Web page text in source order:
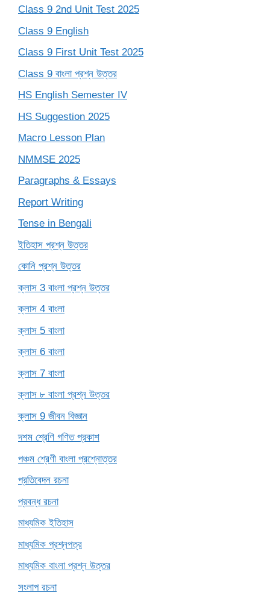
Class 9 2nd Unit Test 2025
Class 9 English
Class 9 First Unit Test 2025
Class 9 বাংলা প্রশ্ন উত্তর
HS English Semester IV
HS Suggestion 2025
Macro Lesson Plan
NMMSE 2025
Paragraphs & Essays
Report Writing
Tense in Bengali
ইতিহাস প্রশ্ন উত্তর
কোনি প্রশ্ন উত্তর
ক্লাস 3 বাংলা প্রশ্ন উত্তর
ক্লাস 4 বাংলা
ক্লাস 5 বাংলা
ক্লাস 6 বাংলা
ক্লাস 7 বাংলা
ক্লাস ৮ বাংলা প্রশ্ন উত্তর
ক্লাস 9 জীবন বিজ্ঞান
দশম শ্রেণি গণিত প্রকাশ
পঞ্চম শ্রেণী বাংলা প্রশ্নোত্তর
প্রতিবেদন রচনা
প্রবন্ধ রচনা
মাধ্যমিক ইতিহাস
মাধ্যমিক প্রশ্নপত্র
মাধ্যমিক বাংলা প্রশ্ন উত্তর
সংলাপ রচনা